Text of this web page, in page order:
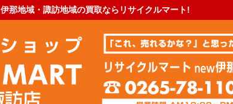
伊那地域・諏訪地域の買取ならリサイクルマート!